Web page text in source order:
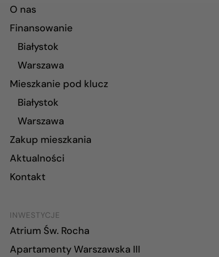
O nas
Finansowanie
Białystok
Warszawa
Mieszkanie pod klucz
Białystok
Warszawa
Zakup mieszkania
Aktualności
Kontakt
INWESTYCJE
Atrium Św. Rocha
Apartamenty Warszawska III